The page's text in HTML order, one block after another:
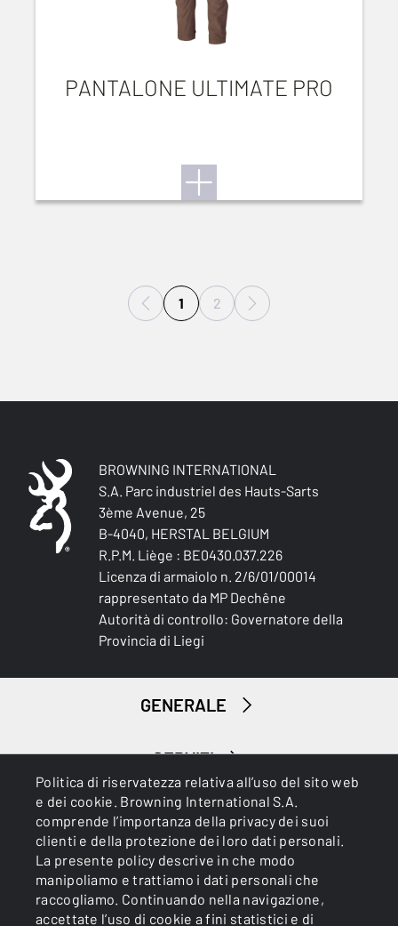
Politica di riservatezza relativa all’uso del sito web
e dei cookie. Browning International S.A.
comprende l’importanza della privacy dei suoi
clienti e della protezione dei loro dati personali.
La presente policy descrive in che modo
manipoliamo e trattiamo i dati personali che
raccogliamo. Continuando nella navigazione,
accettate l’uso di cookie a fini statistici e di
PANTALONE ULTIMATE PRO
1 2
BROWNING INTERNATIONAL
S.A. Parc industriel des Hauts-Sarts
3ème Avenue, 25
B-4040, HERSTAL BELGIUM
R.P.M. Liège : BE0430.037.226
Licenza di armaiolo n. 2/6/01/00014
rappresentato da MP Dechêne
Autorità di controllo: Governatore della
Provincia di Liegi
GENERALE
SERVIZI
Cookies Informativa sulla privacy